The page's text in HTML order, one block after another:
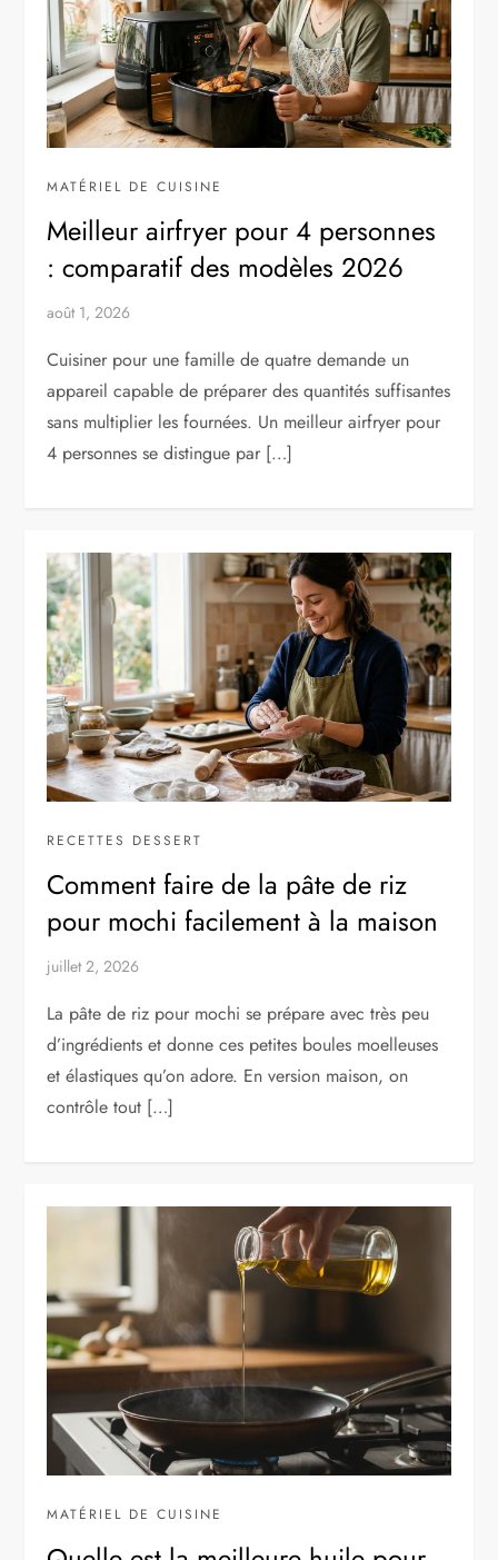
MATÉRIEL DE CUISINE
Meilleur airfryer pour 4 personnes
: comparatif des modèles 2026
août 1, 2026
Cuisiner pour une famille de quatre demande un
appareil capable de préparer des quantités suffisantes
sans multiplier les fournées. Un meilleur airfryer pour
4 personnes se distingue par […]
RECETTES DESSERT
Comment faire de la pâte de riz
pour mochi facilement à la maison
juillet 2, 2026
La pâte de riz pour mochi se prépare avec très peu
d’ingrédients et donne ces petites boules moelleuses
et élastiques qu’on adore. En version maison, on
contrôle tout […]
MATÉRIEL DE CUISINE